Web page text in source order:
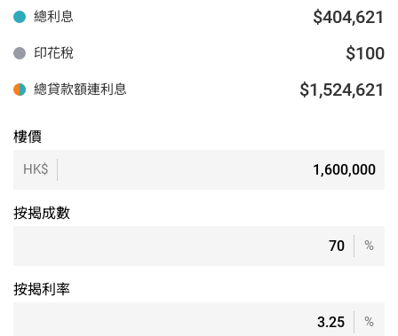
總利息 $404,621
印花稅 $100
總貸款額連利息 $1,524,621
樓價
HK$
按揭成數
%
按揭利率
%